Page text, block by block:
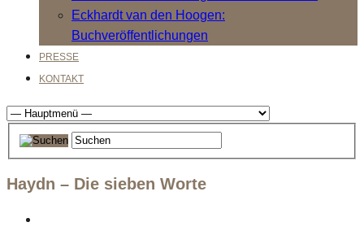
Eckhardt van den Hoogen:
Buchveröffentlichungen
PRESSE
KONTAKT
Haydn – Die sieben Worte